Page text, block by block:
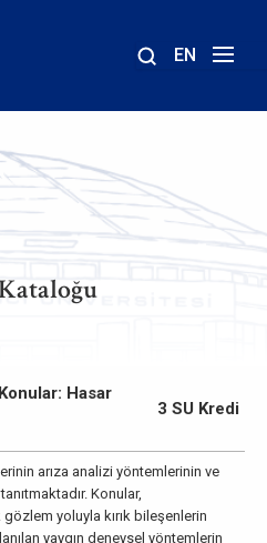
EN
Hasar
3 SU Kredi
arıza analizi yöntemlerinin ve
Konular,
yoluyla kırık bileşenlerin
yaygın deneysel yöntemlerin